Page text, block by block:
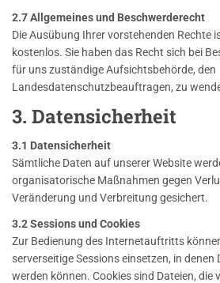
2.7 Allgemeines und Beschwerderecht
Die Ausübung Ihrer vorstehenden Rechte
kostenlos. Sie haben das Recht sich bei
für uns zuständige Aufsichtsbehörde, den
Landesdatenschutzbeauftragen, zu
3. Datensicherheit
3.1 Datensicherheit
Sämtliche Daten auf unserer Website
organisatorische Maßnahmen gegen
Veränderung und Verbreitung gesichert.
3.2 Sessions und Cookies
Zur Bedienung des Internetauftritts
serverseitige Sessions einsetzen, in denen
werden können. Cookies sind Dateien, die